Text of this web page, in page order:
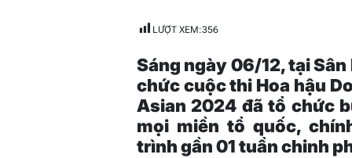
LƯỢT XEM:356
Sáng ngày 06/12, tại
chức cuộc thi Hoa hậu
Asian 2024 đã tổ chức
mọi miền tổ quốc,
trình gần 01 tuần chinh